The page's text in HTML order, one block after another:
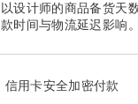
以设计师的商品备货天
款时间与物流延迟影响。
信用卡安全加密付款